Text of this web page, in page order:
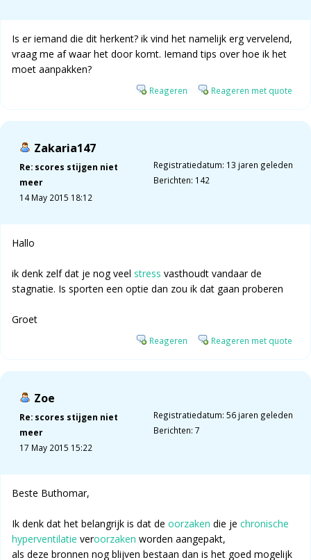
Is er iemand die dit herkent? ik vind het namelijk erg vervelend,
vraag me af waar het door komt. Iemand tips over hoe ik het
moet aanpakken?
Reageren Reageren met quote
Zakaria147
Re: scores stijgen niet
meer
14 May 2015 18:12
Registratiedatum: 13 jaren geleden
Berichten: 142
Hallo
ik denk zelf dat je nog veel stress vasthoudt vandaar de
stagnatie. Is sporten een optie dan zou ik dat gaan proberen
Groet
Reageren Reageren met quote
Zoe
Re: scores stijgen niet
meer
17 May 2015 15:22
Registratiedatum: 56 jaren geleden
Berichten: 7
Beste Buthomar,
Ik denk dat het belangrijk is dat de oorzaken die je chronische
hyperventilatie veroorzaken worden aangepakt,
als deze bronnen nog blijven bestaan dan is het goed mogelijk